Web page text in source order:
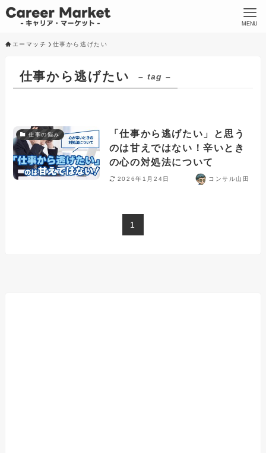
MENU
エーマッチ 仕事から逃げたい
仕事から逃げたい – tag –
仕事の悩み
「仕事から逃げたい」と思う
のは甘えではない！辛いとき
の心の対処法について
2026年1月24日 コンサル山田
1